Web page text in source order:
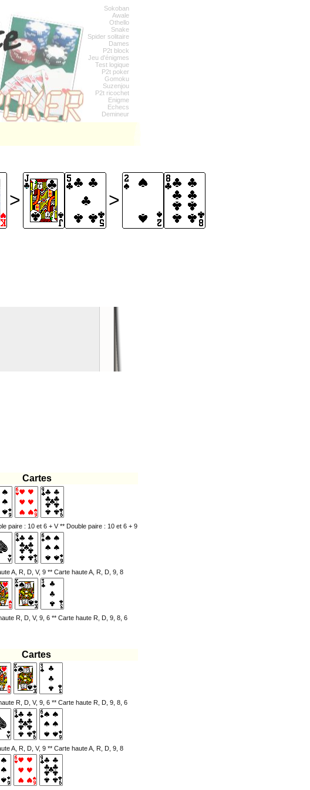
Sokoban
Awale
Othello
Snake
Spider solitaire
Dames
P2t block
Jeu d'énigmes
Test logique
P2t poker
Gomoku
Suzenjou
P2t ricochet
Enigme
Echecs
Demineur
> >
Cartes
paire : 10 et 6 + V ** Double paire : 10 et 6 + 9
A, R, D, V, 9 ** Carte haute A, R, D, 9, 8
R, D, V, 9, 6 ** Carte haute R, D, 9, 8, 6
Cartes
R, D, V, 9, 6 ** Carte haute R, D, 9, 8, 6
A, R, D, V, 9 ** Carte haute A, R, D, 9, 8